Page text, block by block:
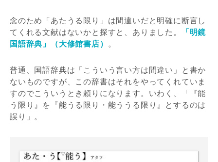
念のため「あたうる限り」は間違いだと明確に断言し
てくれる文献はないかと探すと、ありました。
「明鏡
国語辞典」（大修館書店） 。
普通、国語辞典は「こういう言い方は間違い」と書か
ないものですが、この辞書はそれをやってくれていま
すのでこういうとき頼りになります。いわく、「『能
う限り』を『能うる限り・能ううる限り』とするのは
誤り」。